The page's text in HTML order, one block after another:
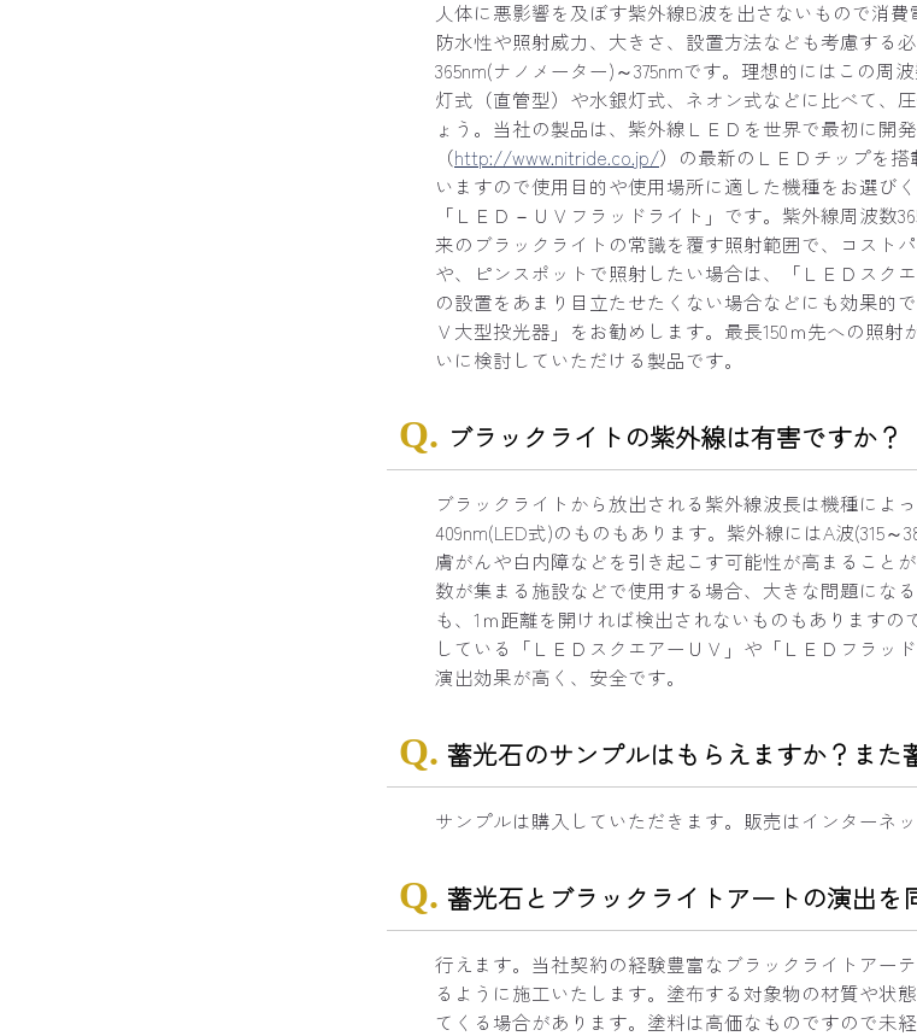
人体に悪影響を及ぼす紫外線B波を出さないもので消
防水性や照射威力、大きさ、設置方法なども考慮する
365nm(ナノメーター)～375nmです。理想的にはこの
灯式（直管型）や水銀灯式、ネオン式などに比べて、
ょう。当社の製品は、紫外線ＬＥＤを世界で最初に開
（http://www.nitride.co.jp/）の最新のＬＥＤチップを
いますので使用目的や使用場所に適した機種をお選び
「ＬＥＤ－ＵＶフラッドライト」です。紫外線周波数
来のブラックライトの常識を覆す照射範囲で、コスト
や、ピンスポットで照射したい場合は、「ＬＥＤスク
の設置をあまり目立たせたくない場合などにも効果的
Ｖ大型投光器」をお勧めします。最長150ｍ先への照
いに検討していただける製品です。
ブラックライトの紫外線は有害ですか？
ブラックライトから放出される紫外線波長は機種によ
409nm(LED式)のものもあります。紫外線にはA波(315
膚がんや白内障などを引き起こす可能性が高まること
数が集まる施設などで使用する場合、大きな問題にな
も、1ｍ距離を開ければ検出されないものもあります
している「ＬＥＤスクエアーＵＶ」や「ＬＥＤフラッ
演出効果が高く、安全です。
蓄光石のサンプルはもらえますか？また
サンプルは購入していただきます。販売はインターネ
蓄光石とブラックライトアートの演出を
行えます。当社契約の経験豊富なブラックライトアー
るように施工いたします。塗布する対象物の材質や状
てくる場合があります。塗料は高価なものですので未